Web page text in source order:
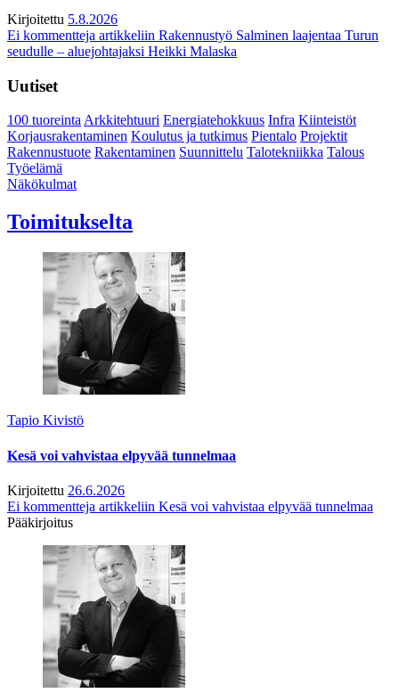
Kirjoitettu 5.8.2026
Ei kommentteja artikkeliin Rakennustyö Salminen laajentaa Turun
seudulle – aluejohtajaksi Heikki Malaska
Uutiset
100 tuoreintaArkkitehtuuri Energiatehokkuus Infra Kiinteistöt
Korjausrakentaminen Koulutus ja tutkimus Pientalo Projektit
Rakennustuote Rakentaminen Suunnittelu Talotekniikka Talous
Työelämä
Näkökulmat
Toimitukselta
Tapio Kivistö
Kesä voi vahvistaa elpyvää tunnelmaa
Kirjoitettu 26.6.2026
Ei kommentteja artikkeliin Kesä voi vahvistaa elpyvää tunnelmaa
Pääkirjoitus